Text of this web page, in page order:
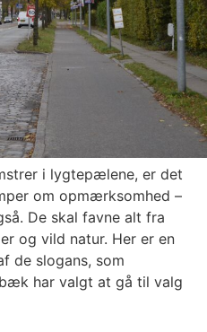
i lygtepælene, er det
om opmærksomhed –
De skal favne alt fra
og vild natur. Her er en
de slogans, som
har valgt at gå til valg